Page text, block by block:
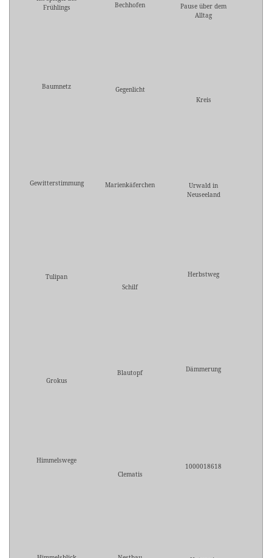
Frühlings
Bechhofen
Pause über dem
Alltag
Baumnetz
Gegenlicht
Kreis
Gewitterstimmung Marienkäferchen
Urwald in
Neuseeland
Tulipan
Schilf
Herbstweg
Grokus
Blautopf Dämmerung
Himmelswege
Clematis
1000018618